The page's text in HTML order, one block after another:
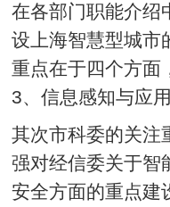
在各部门职能介绍
设上海智慧型城市
重点在于四个方面
3、信息感知与应
其次市科委的关注
强对经信委关于智
安全方面的重点建